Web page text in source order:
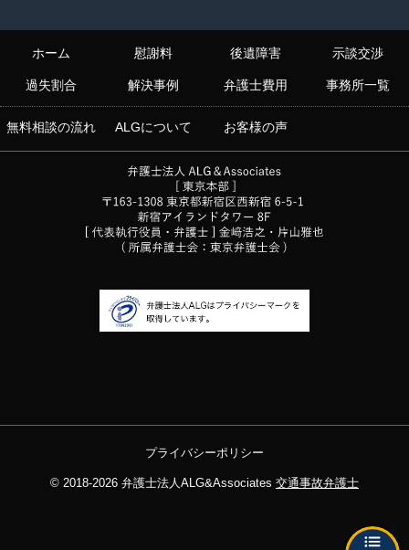
ホーム 慰謝料 後遺障害 示談交渉
過失割合 解決事例 弁護士費用 事務所一覧
無料相談の流れ ALGについて お客様の声
プライバシーポリシー
© 2018-2026 弁護士法人ALG&Associates 交通事故弁護士